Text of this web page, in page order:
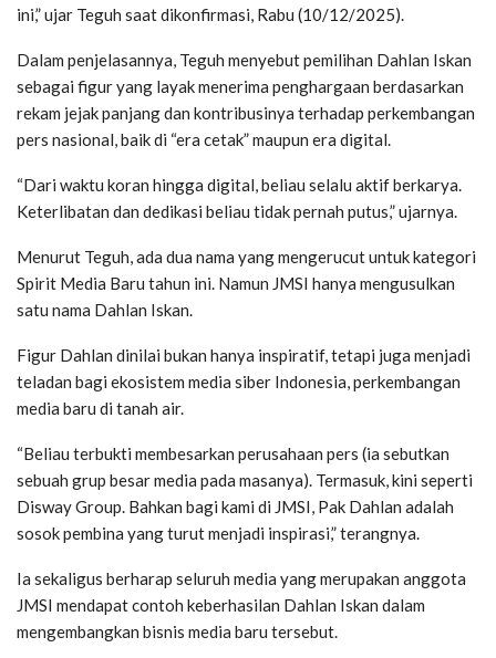
ini,” ujar Teguh saat dikonfirmasi, Rabu (10/12/2025).
Dalam penjelasannya, Teguh menyebut pemilihan Dahlan Iskan
sebagai figur yang layak menerima penghargaan berdasarkan
rekam jejak panjang dan kontribusinya terhadap perkembangan
pers nasional, baik di “era cetak” maupun era digital.
“Dari waktu koran hingga digital, beliau selalu aktif berkarya.
Keterlibatan dan dedikasi beliau tidak pernah putus,” ujarnya.
Menurut Teguh, ada dua nama yang mengerucut untuk kategori
Spirit Media Baru tahun ini. Namun JMSI hanya mengusulkan
satu nama Dahlan Iskan.
Figur Dahlan dinilai bukan hanya inspiratif, tetapi juga menjadi
teladan bagi ekosistem media siber Indonesia, perkembangan
media baru di tanah air.
“Beliau terbukti membesarkan perusahaan pers (ia sebutkan
sebuah grup besar media pada masanya). Termasuk, kini seperti
Disway Group. Bahkan bagi kami di JMSI, Pak Dahlan adalah
sosok pembina yang turut menjadi inspirasi,” terangnya.
Ia sekaligus berharap seluruh media yang merupakan anggota
JMSI mendapat contoh keberhasilan Dahlan Iskan dalam
mengembangkan bisnis media baru tersebut.